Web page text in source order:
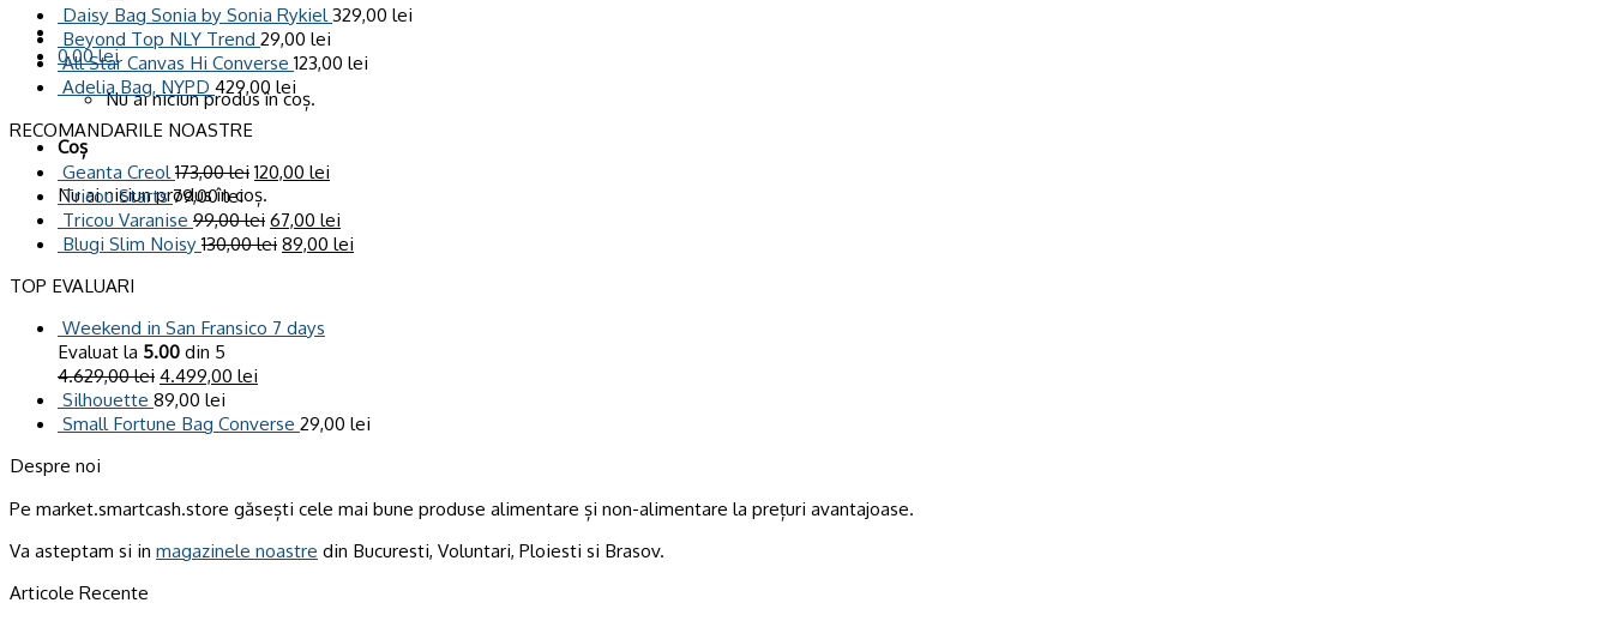
0,00lei
Nu ai niciun produs în coș.
Coș
Nu ai niciun produs în coș.
Daisy Bag Sonia by Sonia Rykiel 329,00 lei
Beyond Top NLY Trend 29,00 lei
All Star Canvas Hi Converse 123,00 lei
Adelia Bag, NYPD 429,00 lei
RECOMANDARILE NOASTRE
Geanta Creol 173,00lei 120,00 lei
Tricou Starts 79,00lei
Tricou Varanise 99,00lei 67,00 lei
Blugi Slim Noisy 130,00lei 89,00 lei
TOP EVALUARI
Weekend in San Fransico 7 days
Evaluat la 5.00 din 5
4.629,00lei 4.499,00 lei
Silhouette 89,00 lei
Small Fortune Bag Converse 29,00 lei
Despre noi
Pe market.smartcash.store găsești cele mai bune produse alimentare și non-alimentare la prețuri avantajoase.
Va asteptam si in magazinele noastre din Bucuresti, Voluntari, Ploiesti si Brasov.
Articole Recente